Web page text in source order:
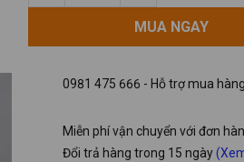
MUA NGAY
0981 475 666 - Hỗ trợ mua
Miễn phí vận chuyển với đơn
Đổi trả hàng trong 15 ngày
MUA NGAY